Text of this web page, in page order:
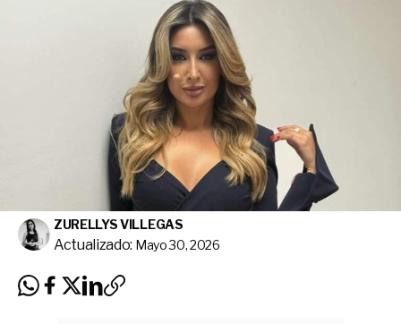
ZURELLYS VILLEGAS
Actualizado: Mayo 30, 2026